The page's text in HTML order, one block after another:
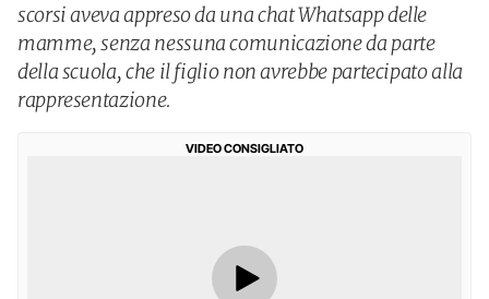
scorsi aveva appreso da una chat Whatsapp delle
mamme, senza nessuna comunicazione da parte
della scuola, che il figlio non avrebbe partecipato alla
rappresentazione.
VIDEO CONSIGLIATO